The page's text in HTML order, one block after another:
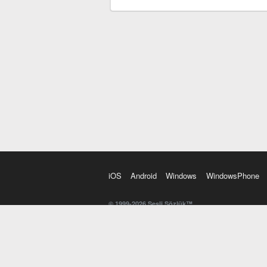
iOS Android Windows WindowsPhone
© 1999-2026 Sesli Sözlük™